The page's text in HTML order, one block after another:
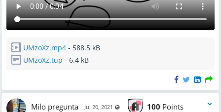
UMzoXz.mp4 - 588.5 kB
UMzoXz.tup - 6.4 kB
Milo pregunta Jul 20, 2021 Visible also to unregistered users
100 Points